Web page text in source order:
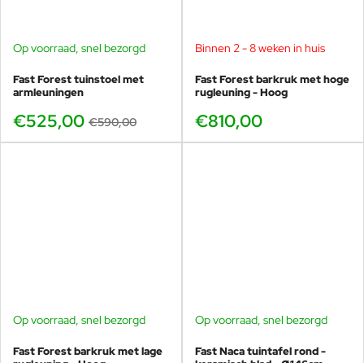
-11%
Op voorraad, snel bezorgd
Fast Forest tuinstoel met
armleuningen
€525,00 €590,00
Binnen 2 - 8 weken in huis
Fast Forest barkruk met hoge
rugleuning - Hoog
€810,00
Op voorraad, snel bezorgd
Fast Forest barkruk met lage
Op voorraad, snel bezorgd
Fast Naca tuintafel rond -